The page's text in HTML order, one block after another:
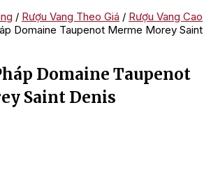
/ Rượu Vang Theo Giá / Rượu Vang Cao
Domaine Taupenot Merme Morey Saint
Domaine Taupenot
Saint Denis